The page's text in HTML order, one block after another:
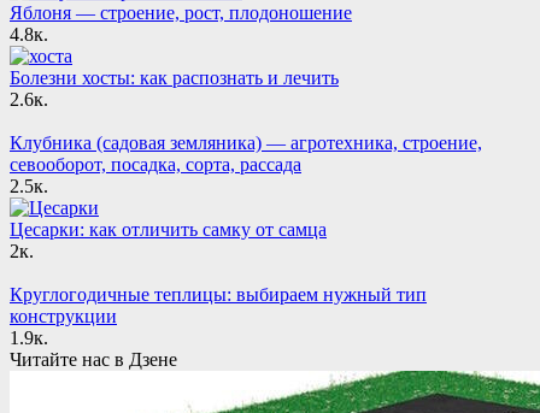
Яблоня — строение, рост, плодоношение
4.8к.
Болезни хосты: как распознать и лечить
2.6к.
Клубника (садовая земляника) — агротехника, строение,
севооборот, посадка, сорта, рассада
2.5к.
Цесарки: как отличить самку от самца
2к.
Круглогодичные теплицы: выбираем нужный тип
конструкции
1.9к.
Читайте нас в Дзене